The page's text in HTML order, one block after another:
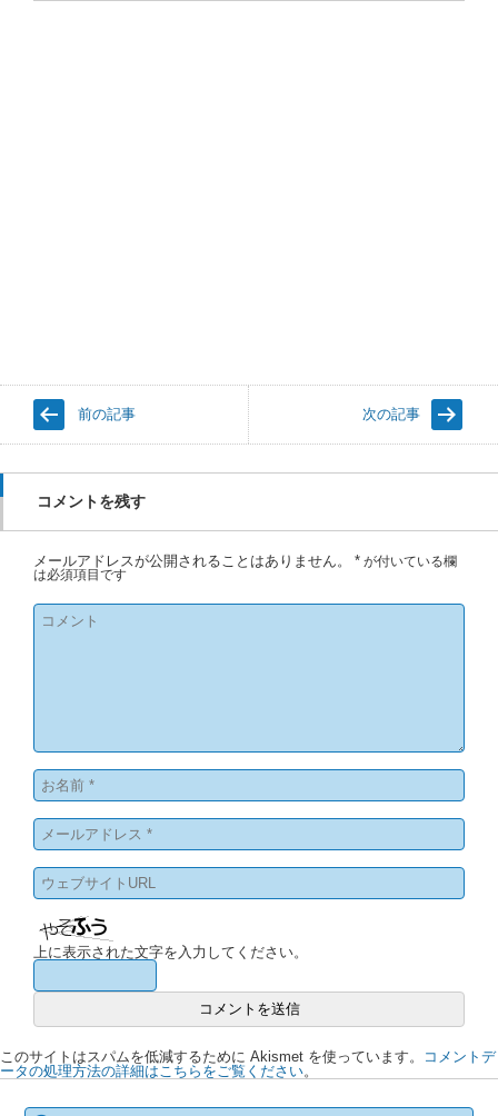
前の記事 次の記事
コメントを残す
メールアドレスが公開されることはありません。 * が付いている欄
は必須項目です
上に表示された文字を入力してください。
このサイトはスパムを低減するために Akismet を使っています。
コメントデ
ータの処理方法の詳細はこちらをご覧ください。